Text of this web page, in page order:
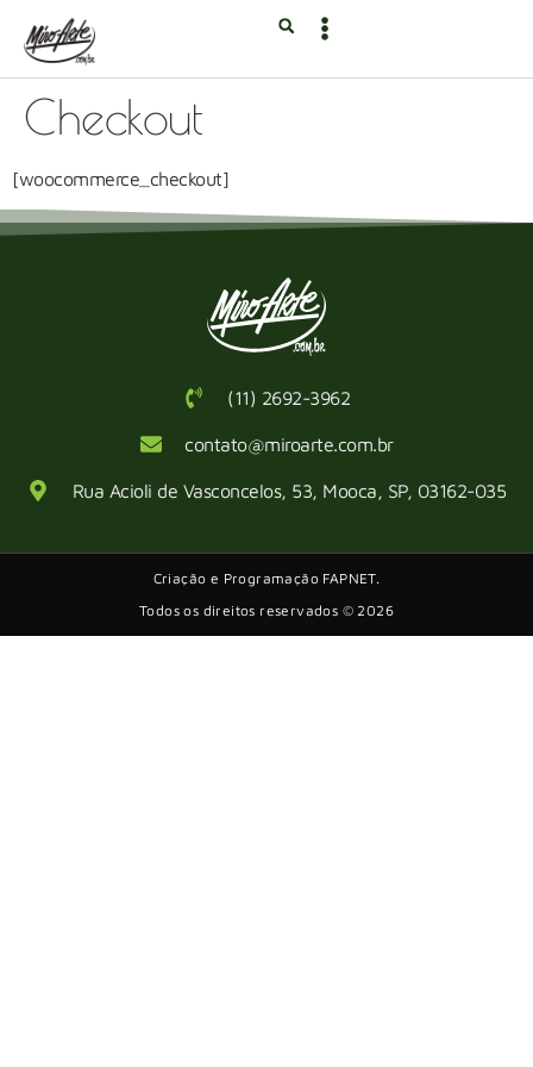
Checkout
[woocommerce_checkout]
(11) 2692-3962
contato@miroarte.com.br
Rua Acioli de Vasconcelos, 53, Mooca, SP, 03162-035
Criação e Programação FAPNET.
Todos os direitos reservados © 2026